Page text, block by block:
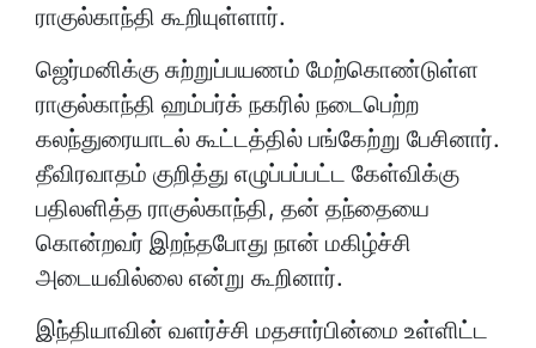
ராகுல்காந்தி கூறியுள்ளார்.
ஜெர்மனிக்கு சுற்றுப்பயணம் மேற்கொண்டுள்ள
ராகுல்காந்தி ஹம்பர்க் நகரில் நடைபெற்ற
கலந்துரையாடல் கூட்டத்தில் பங்கேற்று பேசினார்.
தீவிரவாதம் குறித்து எழுப்பப்பட்ட கேள்விக்கு
பதிலளித்த ராகுல்காந்தி, தன் தந்தையை
கொன்றவர் இறந்தபோது நான் மகிழ்ச்சி
அடையவில்லை என்று கூறினார்.
இந்தியாவின் வளர்ச்சி மதசார்பின்மை உள்ளிட்ட